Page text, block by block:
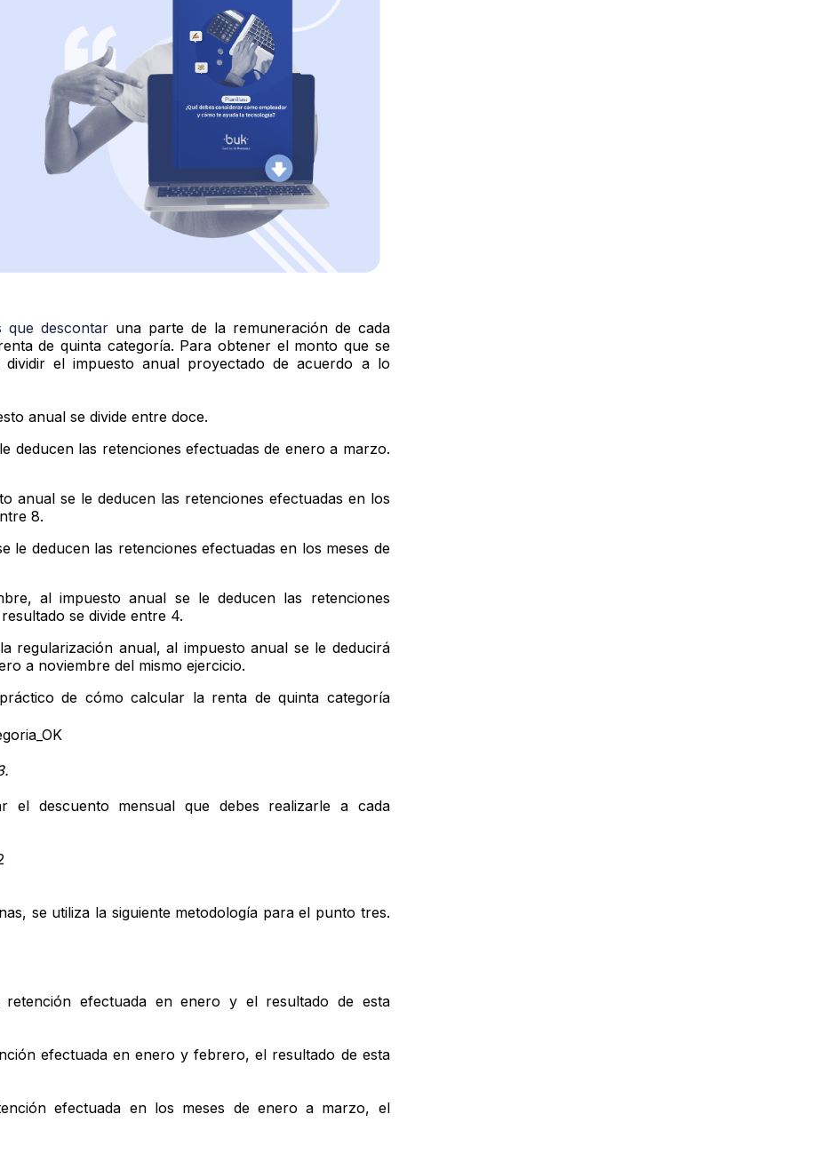
que descontar una parte de la remuneración de cada
de quinta categoría. Para obtener el monto que se
el impuesto anual proyectado de acuerdo a lo
anual se divide entre doce.
deducen las retenciones efectuadas de enero a marzo.
anual se le deducen las retenciones efectuadas en los
8.
le deducen las retenciones efectuadas en los meses de
al impuesto anual se le deducen las retenciones
se divide entre 4.
regularización anual, al impuesto anual se le deducirá
a noviembre del mismo ejercicio.
de cómo calcular la renta de quinta categoría
el descuento mensual que debes realizarle a cada
se utiliza la siguiente metodología para el punto tres.
efectuada en enero y el resultado de esta
efectuada en enero y febrero, el resultado de esta
efectuada en los meses de enero a marzo, el